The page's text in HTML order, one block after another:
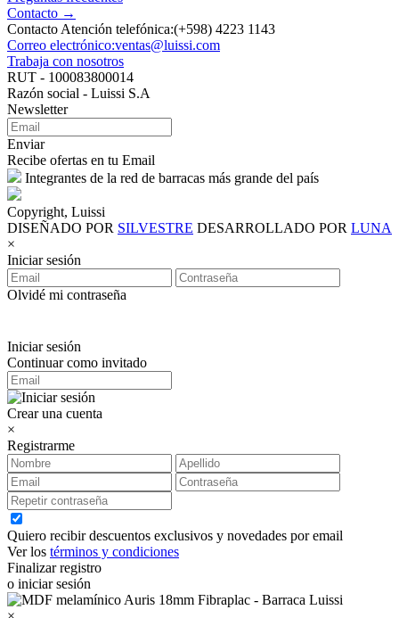
Contacto →
Contacto Atención telefónica:(+598) 4223 1143
Correo electrónico:ventas@luissi.com
Trabaja con nosotros
RUT - 100083800014
Razón social - Luissi S.A
Newsletter
Enviar
Recibe ofertas en tu Email
Integrantes de la red de barracas más grande del país
Copyright, Luissi
DISEÑADO POR SILVESTRE DESARROLLADO POR LUNA
×
Iniciar sesión
Olvidé mi contraseña
Iniciar sesión
Continuar como invitado
Crear una cuenta
×
Registrarme
Quiero recibir descuentos exclusivos y novedades por email
Ver los términos y condiciones
Finalizar registro
o iniciar sesión